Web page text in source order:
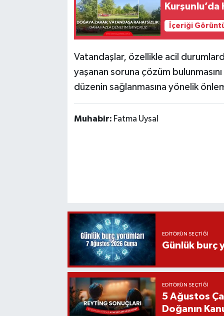
Kurşunlu’da
İçeriği
Vatandaşlar, özellikle acil
yaşanan soruna çözüm
düzenin sağlanmasına yönelik
Muhabir: Fatma Uysal
EDITÖRÜN SEÇTIĞI
Günlük burç
EDITÖRÜN SEÇTIĞI
5 Ağustos
Doğanın